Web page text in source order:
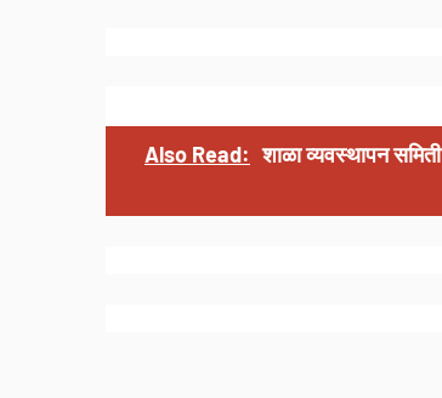
Also Read: शाळा व्यवस्थापन समिती